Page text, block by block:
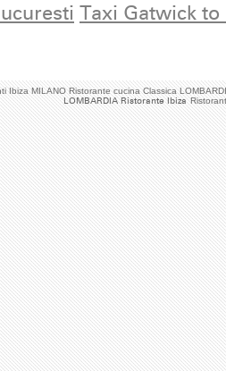
Ibiza MILANO Ristorante cucina Classica
LOMBARDIA Ristorante Ibiza
Taxi Gatwick to